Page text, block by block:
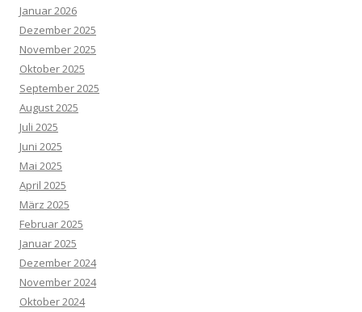
Januar 2026
Dezember 2025
November 2025
Oktober 2025
September 2025
August 2025
Juli 2025
Juni 2025
Mai 2025
April 2025
März 2025
Februar 2025
Januar 2025
Dezember 2024
November 2024
Oktober 2024